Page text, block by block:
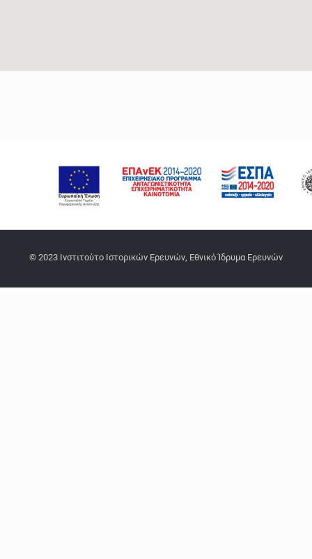
© 2023 Ινστιτούτο Ιστορικών Ερευνών, Εθνικό Ίδρυμα Ερευνών